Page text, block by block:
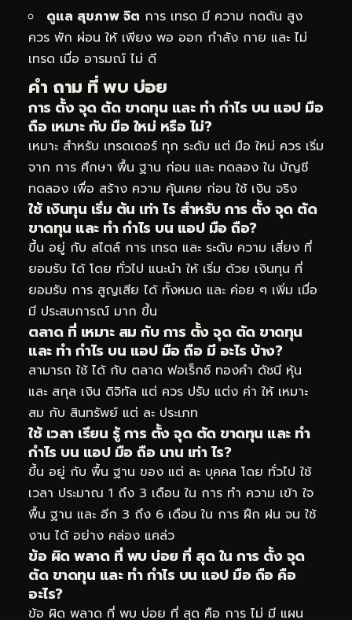
ดูแล สุขภาพ จิต การ เทรด มี ความ กดดัน สูง
ควร พัก ผ่อน ให้ เพียง พอ ออก กำลัง กาย และ ไม่
เทรด เมื่อ อารมณ์ ไม่ ดี
คำ ถาม ที่ พบ บ่อย
การ ตั้ง จุด ตัด ขาดทุน และ ทำ กำไร บน แอป มือ
ถือ เหมาะ กับ มือ ใหม่ หรือ ไม่?
เหมาะ สำหรับ เทรดเดอร์ ทุก ระดับ แต่ มือ ใหม่ ควร เริ่ม
จาก การ ศึกษา พื้น ฐาน ก่อน และ ทดลอง ใน บัญชี
ทดลอง เพื่อ สร้าง ความ คุ้นเคย ก่อน ใช้ เงิน จริง
ใช้ เงินทุน เริ่ม ต้น เท่า ไร สำหรับ การ ตั้ง จุด ตัด
ขาดทุน และ ทำ กำไร บน แอป มือ ถือ?
ขึ้น อยู่ กับ สไตล์ การ เทรด และ ระดับ ความ เสี่ยง ที่
ยอมรับ ได้ โดย ทั่วไป แนะนำ ให้ เริ่ม ด้วย เงินทุน ที่
ยอมรับ การ สูญเสีย ได้ ทั้งหมด และ ค่อย ๆ เพิ่ม เมื่อ
มี ประสบการณ์ มาก ขึ้น
ตลาด ที่ เหมาะ สม กับ การ ตั้ง จุด ตัด ขาดทุน
และ ทำ กำไร บน แอป มือ ถือ มี อะไร บ้าง?
สามารถ ใช้ ได้ กับ ตลาด ฟอเร็กซ์ ทองคำ ดัชนี หุ้น
และ สกุล เงิน ดิจิทัล แต่ ควร ปรับ แต่ง ค่า ให้ เหมาะ
สม กับ สินทรัพย์ แต่ ละ ประเภท
ใช้ เวลา เรียน รู้ การ ตั้ง จุด ตัด ขาดทุน และ ทำ
กำไร บน แอป มือ ถือ นาน เท่า ไร?
ขึ้น อยู่ กับ พื้น ฐาน ของ แต่ ละ บุคคล โดย ทั่วไป ใช้
เวลา ประมาณ 1 ถึง 3 เดือน ใน การ ทำ ความ เข้า ใจ
พื้น ฐาน และ อีก 3 ถึง 6 เดือน ใน การ ฝึก ฝน จน ใช้
งาน ได้ อย่าง คล่อง แคล่ว
ข้อ ผิด พลาด ที่ พบ บ่อย ที่ สุด ใน การ ตั้ง จุด
ตัด ขาดทุน และ ทำ กำไร บน แอป มือ ถือ คือ
อะไร?
ข้อ ผิด พลาด ที่ พบ บ่อย ที่ สุด คือ การ ไม่ มี แผน